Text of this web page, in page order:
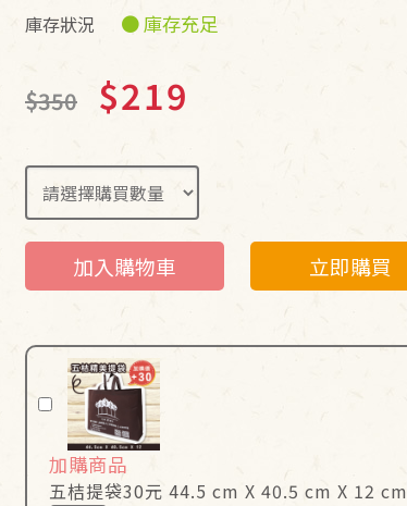
庫存狀況 ● 庫存充足
$350 $219
加入購物車 立即購買
加購商品
五桔提袋30元 44.5 cm X 40.5 cm X 12 cm